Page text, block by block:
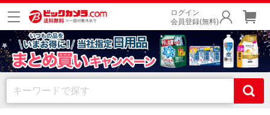
ログイン
会員登録(無料)